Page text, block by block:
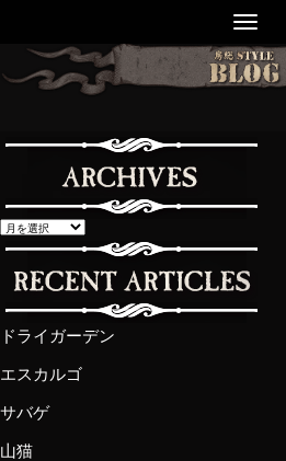
ドライガーデン
エスカルゴ
サバゲ
山猫